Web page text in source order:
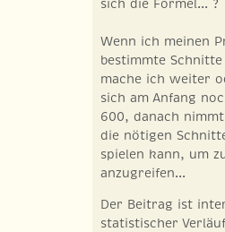
sich die Formel... ?
Wenn ich meinen
bestimmte
mache ich weiter
sich am Anfang
600, danach
die nötigen
spielen kann, um
anzugreifen...
Der Beitrag ist
statistischer